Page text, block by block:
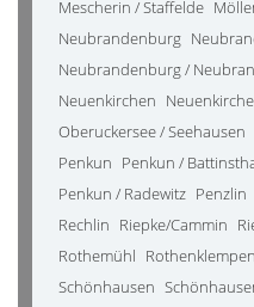
Mescherin / Staffelde
Neubrandenburg
Neubrandenburg /
Neuenkirchen
Oberuckersee / Seehausen
Penkun Penkun /
Penkun / Radewitz Penzlin
Rechlin Riepke/Cammin
Rothemühl
Schönhausen